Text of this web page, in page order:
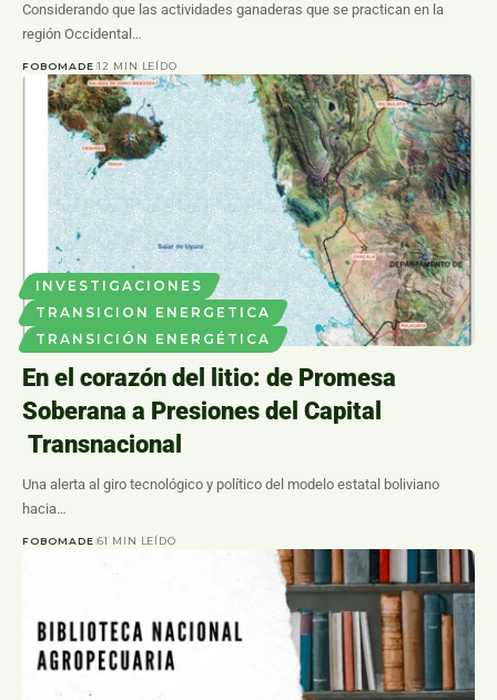
Considerando que las actividades ganaderas que se practican en la
región Occidental…
FOBOMADE 12 MIN LEÍDO
INVESTIGACIONES
TRANSICION ENERGETICA
TRANSICIÓN ENERGÉTICA
En el corazón del litio: de Promesa
Soberana a Presiones del Capital
Transnacional
Una alerta al giro tecnológico y político del modelo estatal boliviano
hacia…
FOBOMADE 61 MIN LEÍDO